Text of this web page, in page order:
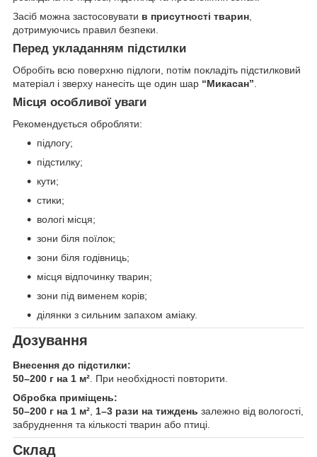
Засіб можна застосовувати в присутності тварин,
дотримуючись правил безпеки.
Перед укладанням підстилки
Обробіть всю поверхню підлоги, потім покладіть підстилковий
матеріал і зверху нанесіть ще один шар “Микасан”
Місця особливої уваги
Рекомендується обробляти:
підлогу;
підстилку;
кути;
стики;
вологі місця;
зони біля поїлок;
зони біля годівниць;
місця відпочинку тварин;
зони під вименем корів;
ділянки з сильним запахом аміаку.
Дозування
Внесення до підстилки:
50–200 г на 1 м². При необхідності повторити.
Обробка приміщень:
50–200 г на 1 м², 1–3 рази на тиждень залежно від вологості,
забруднення та кількості тварин або птиці.
Склад